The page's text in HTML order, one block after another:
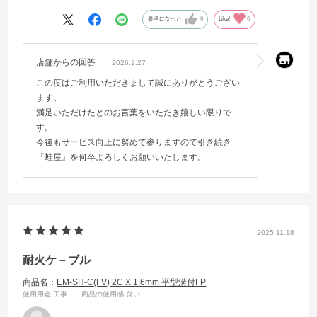
参考になった 0 Like! 0
店舗からの回答 2026.2.27
この度はご利用いただきまして誠にありがとうござい
ます。
満足いただけたとのお言葉をいただき嬉しい限りで
す。
今後もサービス向上に努めて参りますので引き続き
『蛙屋』を何卒よろしくお願いいたします。
2025.11.18
耐火ケ－ブル
商品名： EM-SH-C(FV) 2C X 1.6mm 平型溝付FP
使用用途:工事 商品の使用感:良い